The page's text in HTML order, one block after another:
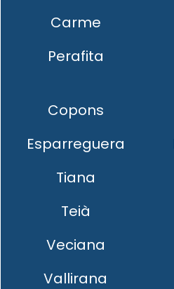
Carme
Perafita
Copons
Esparreguera
Tiana
Teià
Veciana
Vallirana